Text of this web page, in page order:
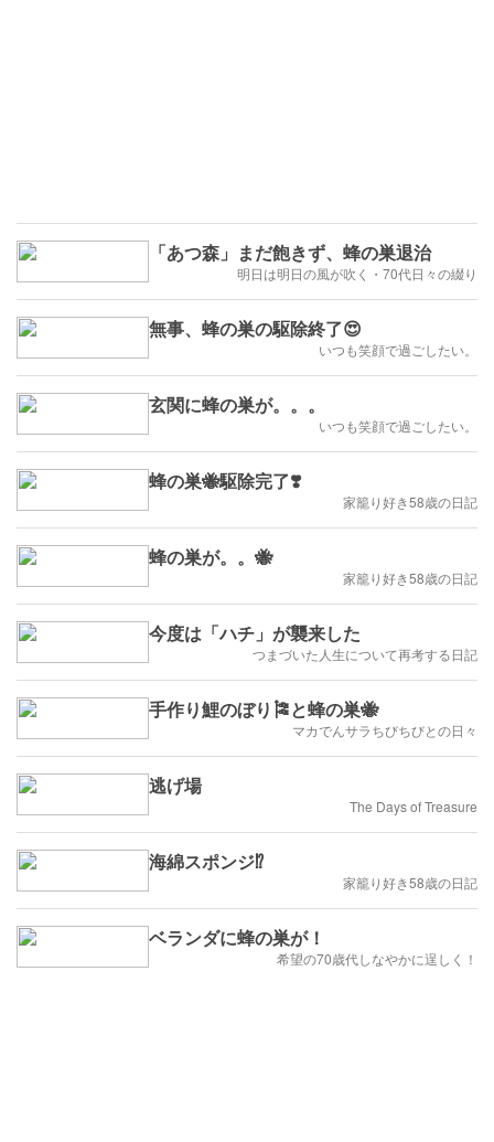
「あつ森」まだ飽きず、蜂の巣退治
明日は明日の風が吹く・70代日々の綴り
無事、蜂の巣の駆除終了😍
いつも笑顔で過ごしたい。
玄関に蜂の巣が。。。
いつも笑顔で過ごしたい。
蜂の巣🐝駆除完了❣️
家籠り好き58歳の日記
蜂の巣が。。🐝
家籠り好き58歳の日記
今度は「ハチ」が襲来した
つまづいた人生について再考する日記
手作り鯉のぼり🎏と蜂の巣🐝
マカでんサラちびちびとの日々
逃げ場
The Days of Treasure
海綿スポンジ⁉️
家籠り好き58歳の日記
ベランダに蜂の巣が！
希望の70歳代しなやかに逞しく！